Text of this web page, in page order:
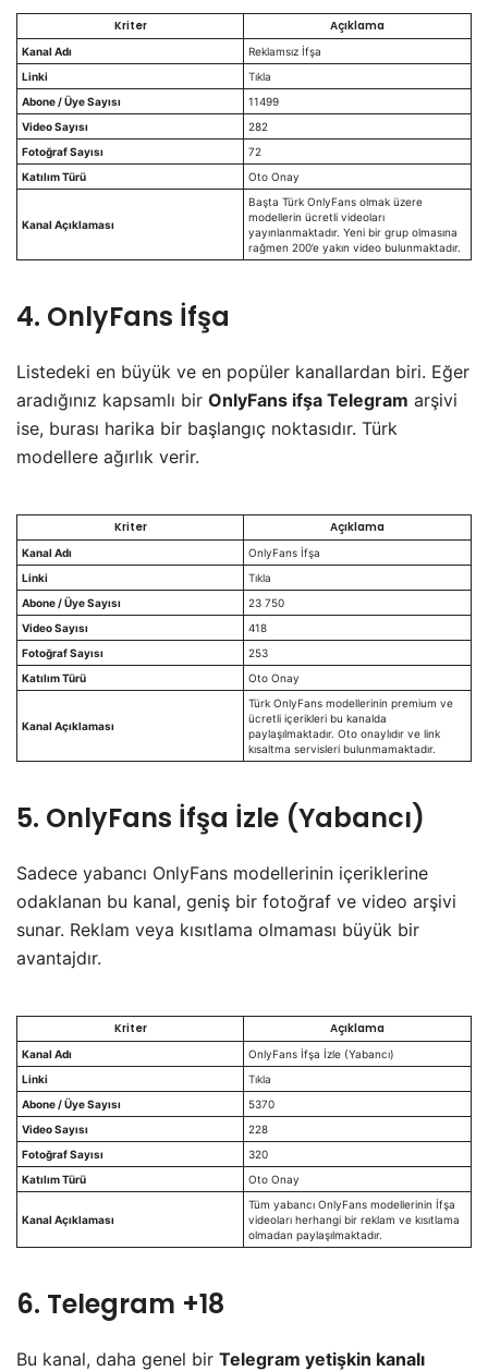
Kriter Açıklama
Kanal Adı
Reklamsız İfşa
Linki
Tıkla
Abone / Üye Sayısı
11499
Video Sayısı
282
Fotoğraf Sayısı
72
Katılım Türü
Oto Onay
Kanal Açıklaması
Başta Türk OnlyFans olmak üzere
modellerin ücretli videoları
yayınlanmaktadır. Yeni bir grup olmasına
rağmen 200’e yakın video bulunmaktadır.
4. OnlyFans İfşa
​Listedeki en büyük ve en popüler kanallardan biri. Eğer
aradığınız kapsamlı bir OnlyFans ifşa Telegram arşivi
ise, burası harika bir başlangıç noktasıdır. Türk
modellere ağırlık verir.
Kriter Açıklama
Kanal Adı
OnlyFans İfşa
Linki
Tıkla
Abone / Üye Sayısı
23 750
Video Sayısı
418
Fotoğraf Sayısı
253
Katılım Türü
Oto Onay
Kanal Açıklaması
Türk OnlyFans modellerinin premium ve
ücretli içerikleri bu kanalda
paylaşılmaktadır. Oto onaylıdır ve link
kısaltma servisleri bulunmamaktadır.
5. OnlyFans İfşa İzle (Yabancı)
​Sadece yabancı OnlyFans modellerinin içeriklerine
odaklanan bu kanal, geniş bir fotoğraf ve video arşivi
sunar. Reklam veya kısıtlama olmaması büyük bir
avantajdır.
Kriter Açıklama
Kanal Adı
OnlyFans İfşa İzle (Yabancı)
Linki
Tıkla
Abone / Üye Sayısı
5370
Video Sayısı
228
Fotoğraf Sayısı
320
Katılım Türü
Oto Onay
Kanal Açıklaması
Tüm yabancı OnlyFans modellerinin İfşa
videoları herhangi bir reklam ve kısıtlama
olmadan paylaşılmaktadır.
6. Telegram +18
​Bu kanal, daha genel bir Telegram yetişkin kanalı